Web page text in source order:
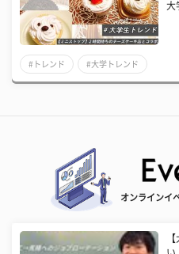
大
#トレンド #大学トレンド
オンラインイ